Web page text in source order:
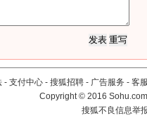
- 支付中心 - 搜狐招聘 - 广告服务 - 客
Copyright©2016
搜狐不良信息举